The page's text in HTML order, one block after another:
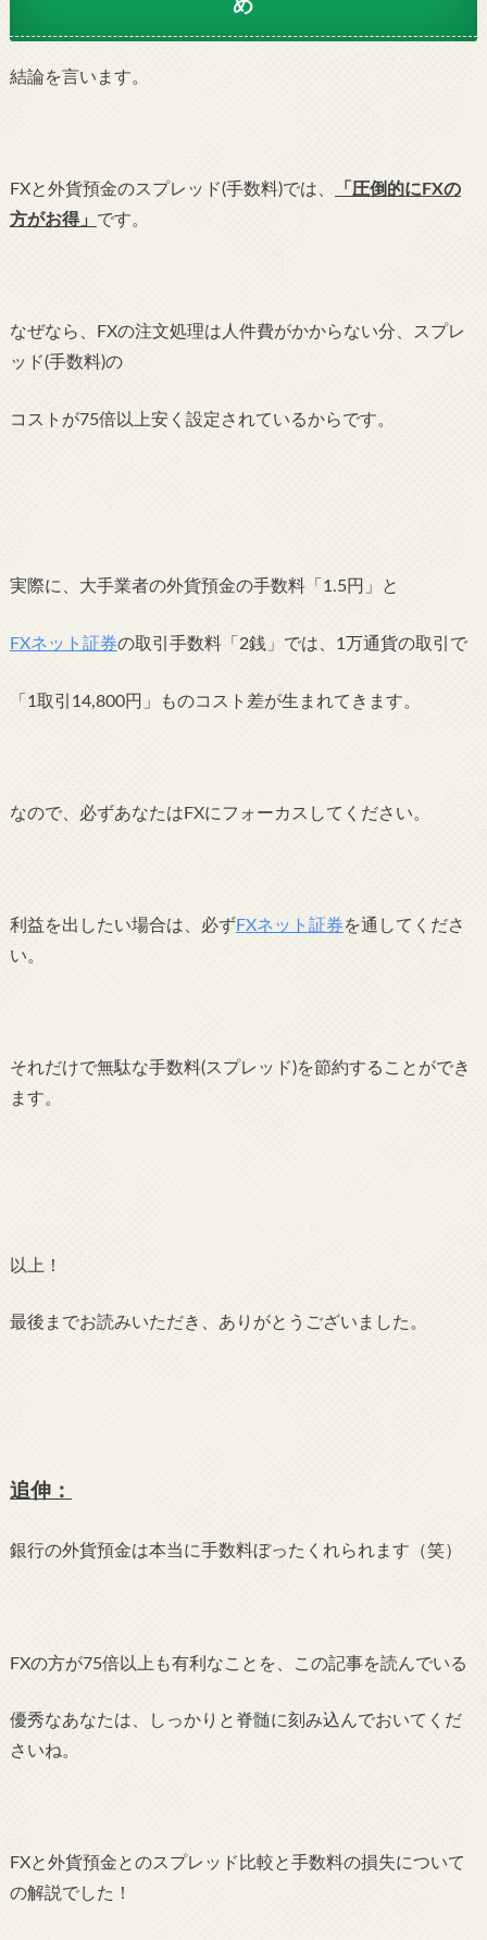
め
結論を言います。
FXと外貨預金のスプレッド(手数料)では、
「圧倒的にFXの
方がお得」 です。
なぜなら、FXの注文処理は人件費がかからない分、スプレ
ッド(手数料)の
コストが75倍以上安く設定されているからです。
実際に、大手業者の外貨預金の手数料「1.5円」と
FXネット証券の取引手数料「2銭」では、1万通貨の取引で
「1取引14,800円」ものコスト差が生まれてきます。
なので、必ずあなたはFXにフォーカスしてください。
利益を出したい場合は、必ずFXネット証券を通してくださ
い。
それだけで無駄な手数料(スプレッド)を節約することができ
ます。
以上！
最後までお読みいただき、ありがとうございました。
追伸：
銀行の外貨預金は本当に手数料ぼったくれられます（笑）
FXの方が75倍以上も有利なことを、この記事を読んでいる
優秀なあなたは、しっかりと脊髄に刻み込んでおいてくだ
さいね。
FXと外貨預金とのスプレッド比較と手数料の損失について
の解説でした！